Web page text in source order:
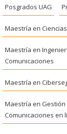
Posgrados UAG
Maestría en
Maestría en
Comunicaciones
Maestría en
Maestría en
Comunicaciones en